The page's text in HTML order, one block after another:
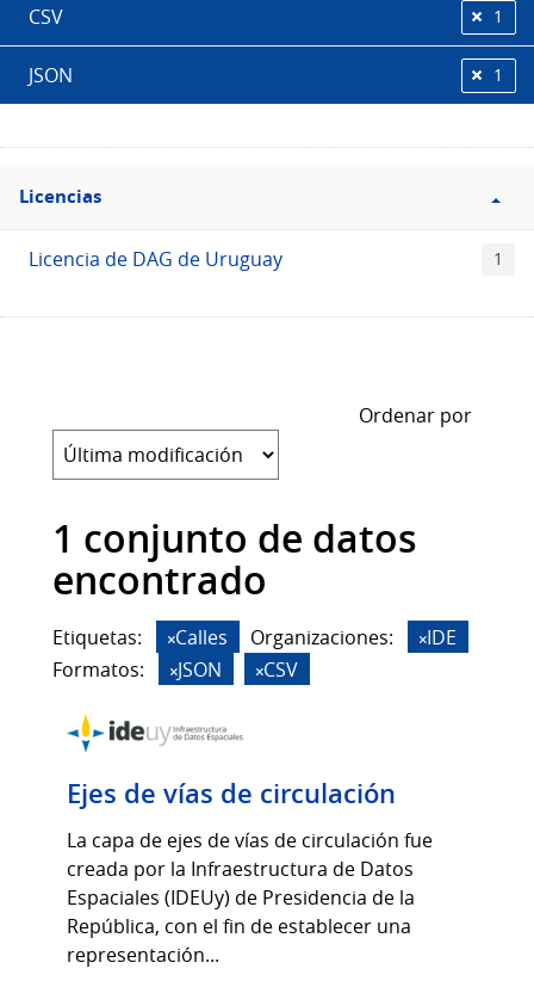
CSV 1
JSON 1
Filtro
Licencias
Licencias
Licencia de DAG de Uruguay 1
Ordenar por
1 conjunto de datos
encontrado
Etiquetas: Calles Organizaciones:
IDE
Formatos:
JSON CSV
Ejes de vías de circulación
La capa de ejes de vías de circulación fue
creada por la Infraestructura de Datos
Espaciales (IDEUy) de Presidencia de la
República, con el fin de establecer una
representación...